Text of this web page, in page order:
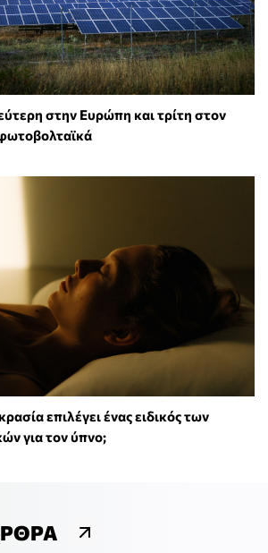
στην Ευρώπη και τρίτη στον
επιλέγει ένας ειδικός των
για τον ύπνο;